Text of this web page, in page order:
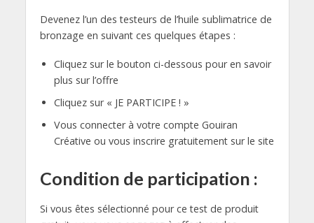
Devenez l’un des testeurs de l’huile sublimatrice de
bronzage en suivant ces quelques étapes :
Cliquez sur le bouton ci-dessous pour en savoir
plus sur l’offre
Cliquez sur « JE PARTICIPE ! »
Vous connecter à votre compte Gouiran
Créative ou vous inscrire gratuitement sur le site
Condition de participation :
Si vous êtes sélectionné pour ce test de produit